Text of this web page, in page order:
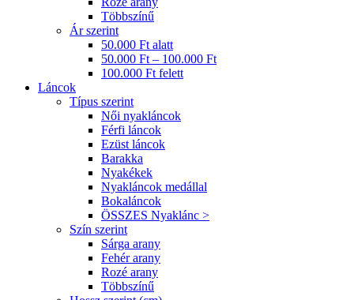
Többszínű
Ár szerint
50.000 Ft alatt
50.000 Ft – 100.000 Ft
100.000 Ft felett
Láncok
Típus szerint
Női nyakláncok
Férfi láncok
Ezüst láncok
Barakka
Nyakékek
Nyakláncok medállal
Bokaláncok
ÖSSZES Nyaklánc >
Szín szerint
Sárga arany
Fehér arany
Rozé arany
Többszínű